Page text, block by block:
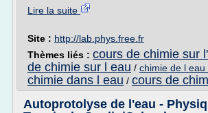
Lire la suite
Site : http://lab.phys.free.fr
Thèmes liés : cours de chimie sur
de chimie sur l eau / chimie de l eau
chimie dans l eau / cours de
Autoprotolyse de l'eau -